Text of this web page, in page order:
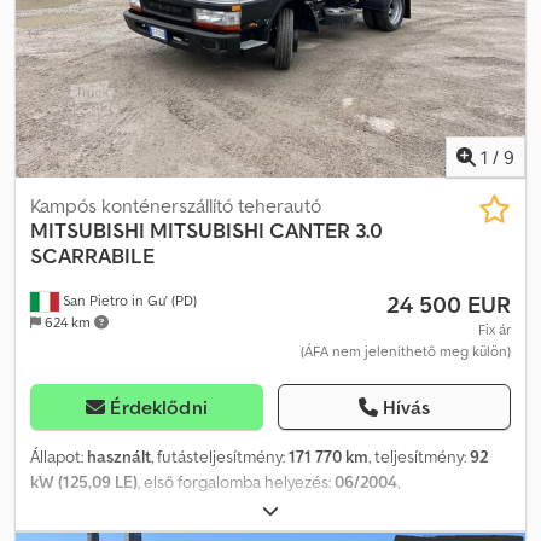
1 / 9
San Pietro in Gu' (PD)
624 km
Kampós konténerszállító teherautó
MITSUBISHI MITSUBISHI CANTER 3.0
SCARRABILE
24 500 EUR
Fix ár
(ÁFA nem jeleníthető meg külön)
Érdeklődni Hívás
Állapot: használt, futásteljesítmény:171 770 km, teljesítmény:92
kW (125,09 LE), első forgalomba helyezés:06/2004,
, tengelyelrendezés:
hajtástípus:mechanikai, kibocsátási osztály:Euro 3, Gyártási év: